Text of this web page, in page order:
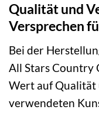
Qualität und
Versprechen
Bei der
All Stars Country
Wert auf Qualität
verwendeten